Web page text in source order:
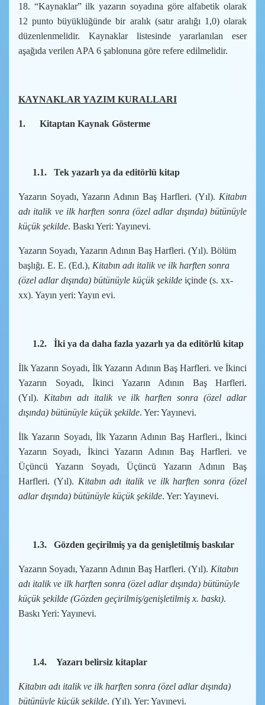
18. “Kaynaklar” ilk yazarın soyadına göre alfabetik olarak
12 punto büyüklüğünde bir aralık (satır aralığı 1,0) olarak
düzenlenmelidir. Kaynaklar listesinde yararlanılan eser
aşağıda verilen APA 6 şablonuna göre refere edilmelidir.
KAYNAKLAR YAZIM KURALLARI
1. Kitaptan Kaynak Gösterme
1.1. Tek yazarlı ya da editörlü kitap
Yazarın Soyadı, Yazarın Adının Baş Harfleri. (Yıl). Kitabın
adı italik ve ilk harften sonra (özel adlar dışında) bütünüyle
küçük şekilde. Baskı Yeri: Yayınevi.
Yazarın Soyadı, Yazarın Adının Baş Harfleri. (Yıl). Bölüm
başlığı. E. E. (Ed.), Kitabın adı italik ve ilk harften sonra
(özel adlar dışında) bütünüyle küçük şekilde içinde (s. xx-
xx). Yayın yeri: Yayın evi.
1.2. İki ya da daha fazla yazarlı ya da editörlü kitap
İlk Yazarın Soyadı, İlk Yazarın Adının Baş Harfleri. ve İkinci
Yazarın Soyadı, İkinci Yazarın Adının Baş Harfleri.
(Yıl). Kitabın adı italik ve ilk harften sonra (özel adlar
dışında) bütünüyle küçük şekilde. Yer: Yayınevi.
İlk Yazarın Soyadı, İlk Yazarın Adının Baş Harfleri., İkinci
Yazarın Soyadı, İkinci Yazarın Adının Baş Harfleri. ve
Üçüncü Yazarın Soyadı, Üçüncü Yazarın Adının Baş
Harfleri. (Yıl). Kitabın adı italik ve ilk harften sonra (özel
adlar dışında) bütünüyle küçük şekilde. Yer: Yayınevi.
1.3. Gözden geçirilmiş ya da genişletilmiş baskılar
Yazarın Soyadı, Yazarın Adının Baş Harfleri. (Yıl). Kitabın
adı italik ve ilk harften sonra (özel adlar dışında) bütünüyle
küçük şekilde (Gözden geçirilmiş/genişletilmiş x. baskı).
Baskı Yeri: Yayınevi.
1.4. Yazarı belirsiz kitaplar
Kitabın adı italik ve ilk harften sonra (özel adlar dışında)
bütünüyle küçük şekilde. (Yıl). Yer: Yayınevi.